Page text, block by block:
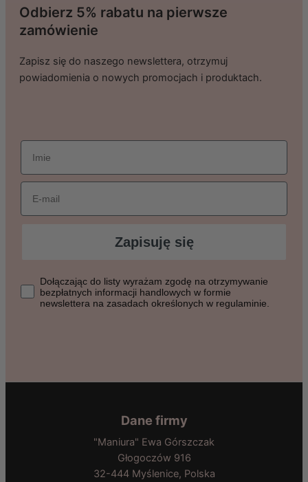
Odbierz 5% rabatu na pierwsze
zamówienie
Zapisz się do naszego newslettera, otrzymuj
powiadomienia o nowych promocjach i produktach.
imie
Email
Zapisuję się
Dołączając do listy wyrażasz zgodę na otrzymywanie
Dołączając do listy wyrażam zgodę na otrzymywanie
bezpłatnych informacji handlowych w formie
newslettera na zasadach określonych w regulaminie.
Dane firmy
"Maniura" Ewa Górszczak
Głogoczów 916
32-444 Myślenice, Polska